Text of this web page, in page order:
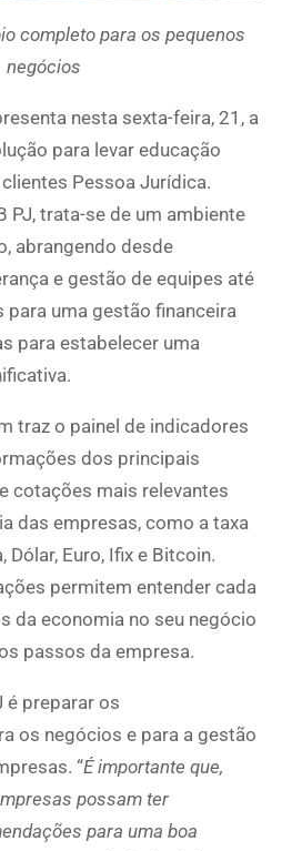
completo para os pequenos
negócios
nesta sexta-feira, 21, a
para levar educação
Pessoa Jurídica.
PJ, trata-se de um ambiente
abrangendo desde
e gestão de equipes até
para uma gestão financeira
para estabelecer uma
traz o painel de indicadores
dos principais
cotações mais relevantes
das empresas, como a taxa
Dólar, Euro, Ifix e Bitcoin.
permitem entender cada
da economia no seu negócio
passos da empresa.
é preparar os
os negócios e para a gestão
“É importante que,
possam ter
para uma boa